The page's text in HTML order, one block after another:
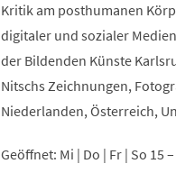
Kritik am posthumanen
digitaler und sozialer
der Bildenden Künste
Nitschs Zeichnungen,
Niederlanden, Österreich,
Geöffnet: Mi | Do | Fr | So 15